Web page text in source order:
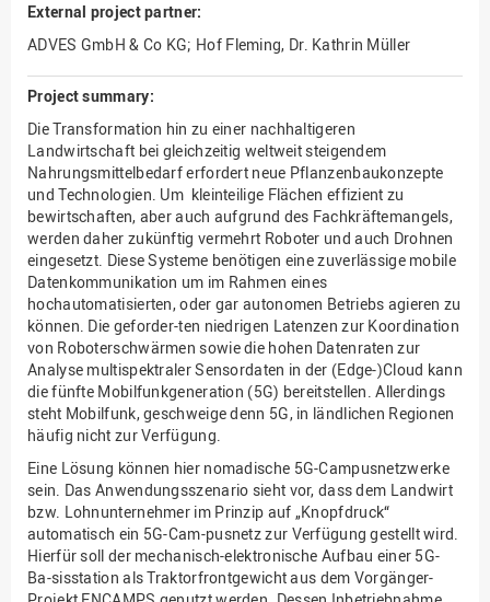
External project partner:
ADVES GmbH & Co KG; Hof Fleming, Dr. Kathrin Müller
Project summary:
Die Transformation hin zu einer nachhaltigeren
Landwirtschaft bei gleichzeitig weltweit steigendem
Nahrungsmittelbedarf erfordert neue Pflanzenbaukonzepte
und Technologien. Um kleinteilige Flächen effizient zu
bewirtschaften, aber auch aufgrund des Fachkräftemangels,
werden daher zukünftig vermehrt Roboter und auch Drohnen
eingesetzt. Diese Systeme benötigen eine zuverlässige mobile
Datenkommunikation um im Rahmen eines
hochautomatisierten, oder gar autonomen Betriebs agieren zu
können. Die geforder-ten niedrigen Latenzen zur Koordination
von Roboterschwärmen sowie die hohen Datenraten zur
Analyse multispektraler Sensordaten in der (Edge-)Cloud kann
die fünfte Mobilfunkgeneration (5G) bereitstellen. Allerdings
steht Mobilfunk, geschweige denn 5G, in ländlichen Regionen
häufig nicht zur Verfügung.
Eine Lösung können hier nomadische 5G-Campusnetzwerke
sein. Das Anwendungsszenario sieht vor, dass dem Landwirt
bzw. Lohnunternehmer im Prinzip auf „Knopfdruck“
automatisch ein 5G-Cam-pusnetz zur Verfügung gestellt wird.
Hierfür soll der mechanisch-elektronische Aufbau einer 5G-
Ba-sisstation als Traktorfrontgewicht aus dem Vorgänger-